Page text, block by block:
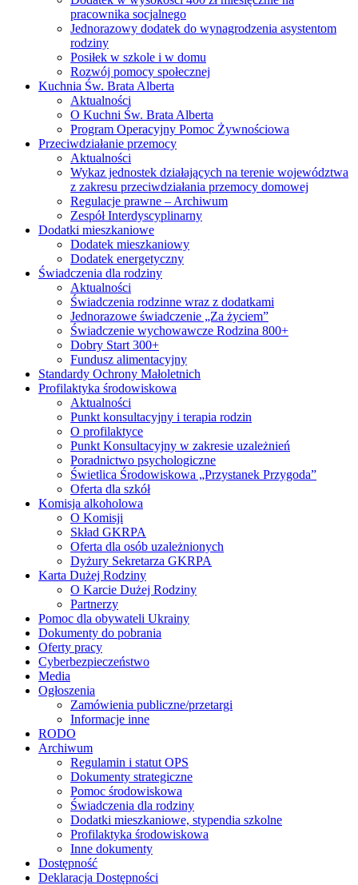
pracownika socjalnego
Jednorazowy dodatek do wynagrodzenia asystentom
rodziny
Posiłek w szkole i w domu
Rozwój pomocy społecznej
Kuchnia Św. Brata Alberta
Aktualności
O Kuchni Św. Brata Alberta
Program Operacyjny Pomoc Żywnościowa
Przeciwdziałanie przemocy
Aktualności
Wykaz jednostek działających na terenie województwa
z zakresu przeciwdziałania przemocy domowej
Regulacje prawne – Archiwum
Zespół Interdyscyplinarny
Dodatki mieszkaniowe
Dodatek mieszkaniowy
Dodatek energetyczny
Świadczenia dla rodziny
Aktualności
Świadczenia rodzinne wraz z dodatkami
Jednorazowe świadczenie „Za życiem”
Świadczenie wychowawcze Rodzina 800+
Dobry Start 300+
Fundusz alimentacyjny
Standardy Ochrony Małoletnich
Profilaktyka środowiskowa
Aktualności
Punkt konsultacyjny i terapia rodzin
O profilaktyce
Punkt Konsultacyjny w zakresie uzależnień
Poradnictwo psychologiczne
Świetlica Środowiskowa „Przystanek Przygoda”
Oferta dla szkół
Komisja alkoholowa
O Komisji
Skład GKRPA
Oferta dla osób uzależnionych
Dyżury Sekretarza GKRPA
Karta Dużej Rodziny
O Karcie Dużej Rodziny
Partnerzy
Pomoc dla obywateli Ukrainy
Dokumenty do pobrania
Oferty pracy
Cyberbezpieczeństwo
Media
Ogłoszenia
Zamówienia publiczne/przetargi
Informacje inne
RODO
Archiwum
Regulamin i statut OPS
Dokumenty strategiczne
Pomoc środowiskowa
Świadczenia dla rodziny
Dodatki mieszkaniowe, stypendia szkolne
Profilaktyka środowiskowa
Inne dokumenty
Dostępność
Deklaracja Dostępności